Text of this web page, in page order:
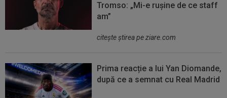
Tromso: „Mi-e rușine de ce staff
am”
citeşte ştirea pe ziare.com
Prima reacție a lui Yan Diomande,
după ce a semnat cu Real Madrid